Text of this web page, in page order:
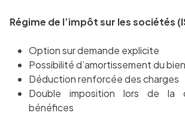
Régime de l’impôt sur les sociétés
Option sur demande explicite
Possibilité d’amortissement du bien
Déduction renforcée des charges
Double imposition lors de la
bénéfices